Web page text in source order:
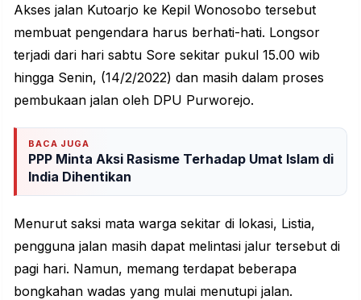
Akses jalan Kutoarjo ke Kepil Wonosobo tersebut
membuat pengendara harus berhati-hati. Longsor
terjadi dari hari sabtu Sore sekitar pukul 15.00 wib
hingga Senin, (14/2/2022) dan masih dalam proses
pembukaan jalan oleh DPU Purworejo.
BACA JUGA
PPP Minta Aksi Rasisme Terhadap Umat Islam di
India Dihentikan
Menurut saksi mata warga sekitar di lokasi, Listia,
pengguna jalan masih dapat melintasi jalur tersebut di
pagi hari. Namun, memang terdapat beberapa
bongkahan wadas yang mulai menutupi jalan.